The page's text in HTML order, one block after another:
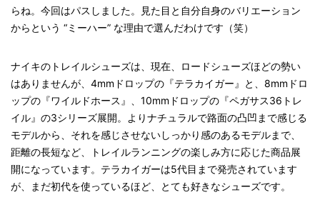
らね。今回はパスしました。見た目と自分自身のバリエーション
からという “ミーハー” な理由で選んだわけです（笑）
ナイキのトレイルシューズは、現在、ロードシューズほどの勢い
はありませんが、4mmドロップの『テラカイガー』と、8mmドロ
ップの『ワイルドホース』、10mmドロップの『ペガサス36トレ
イル』の3シリーズ展開。よりナチュラルで路面の凸凹まで感じる
モデルから、それを感じさせないしっかり感のあるモデルまで、
距離の長短など、トレイルランニングの楽しみ方に応じた商品展
開になっています。テラカイガーは5代目まで発売されています
が、まだ初代を使っているほど、とても好きなシューズです。